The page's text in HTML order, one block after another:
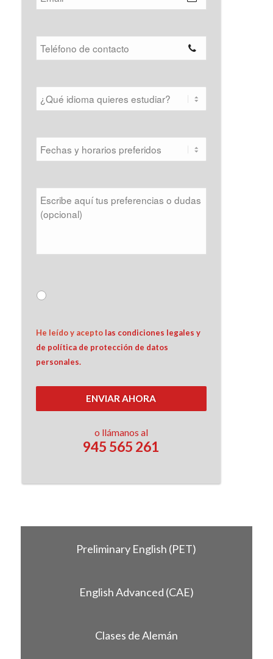
He leído y acepto las condiciones legales y
de política de protección de datos
personales.
ENVIAR AHORA
o llámanos al
945 565 261
Preliminary English (PET)
English Advanced (CAE)
Clases de Alemán